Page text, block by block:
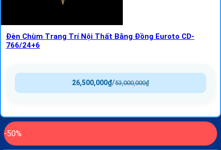
Đèn Chùm Trang Trí Nội Thất Bằng Đồng Euroto CD-
766/24+6
53,000,000₫
/
26,500,000₫
-50%